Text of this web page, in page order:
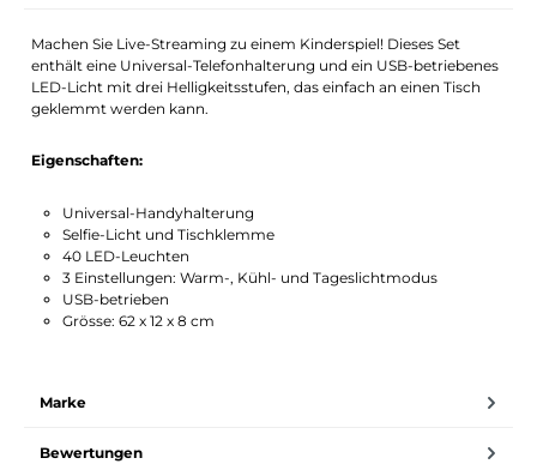
Machen Sie Live-Streaming zu einem Kinderspiel! Dieses Set
enthält eine Universal-Telefonhalterung und ein USB-betriebenes
LED-Licht mit drei Helligkeitsstufen, das einfach an einen Tisch
geklemmt werden kann.
Eigenschaften:
Universal-Handyhalterung
Selfie-Licht und Tischklemme
40 LED-Leuchten
3 Einstellungen: Warm-, Kühl- und Tageslichtmodus
USB-betrieben
Grösse: 62 x 12 x 8 cm
Marke
Bewertungen